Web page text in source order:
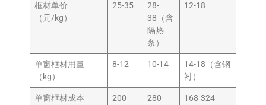
框材单价
（元/kg）
25-35
28-
38（含
隔热
条）
12-18
单窗框材用量
（kg）
8-12 10-14
14-18（含钢
衬）
单窗框材成本
200-
280-
168-324